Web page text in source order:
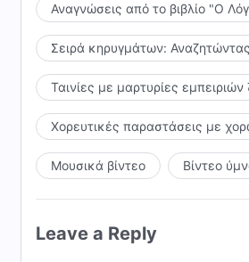
Αναγνώσεις από το βιβλίο "Ο
Σειρά κηρυγμάτων:
Ταινίες με μαρτυρίες εμπειριών
Χορευτικές παραστάσεις με
Μουσικά βίντεο Βίντεο
Leave a Reply